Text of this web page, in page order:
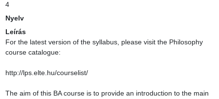
4
Nyelv
Leírás
For the latest version of the syllabus, please visit the Philosophy
course catalogue:
http://lps.elte.hu/courselist/
The aim of this BA course is to provide an introduction to the main